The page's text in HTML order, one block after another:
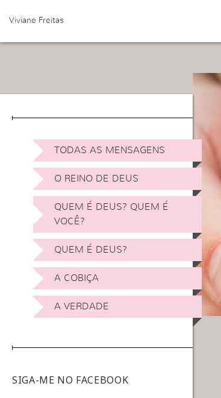
Viviane Freitas
TODAS AS MENSAGENS
O REINO DE DEUS
QUEM É DEUS? QUEM É
VOCÊ?
QUEM É DEUS?
A COBIÇA
A VERDADE
SIGA-ME NO FACEBOOK